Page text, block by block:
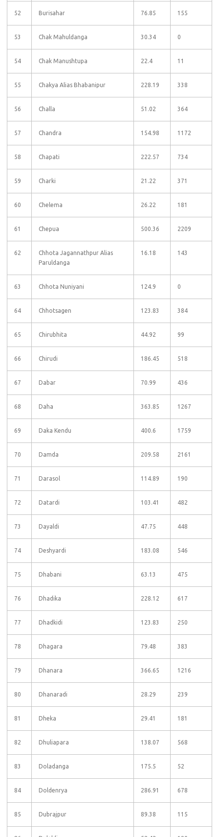
52 Burisahar 76.85 155
53 Chak Mahuldanga 30.34 0
54 Chak Manushtupa 22.4 11
55 Chakya Alias Bhabanipur 228.19 338
56 Challa 51.02 364
57 Chandra 154.98 1172
58 Chapati 222.57 734
59 Charki 21.22 371
60 Chelema 26.22 181
61 Chepua 500.36 2209
62
Chhota Jagannathpur Alias
Paruldanga
16.18 143
63 Chhota Nuniyani 124.9 0
64 Chhotsagen 123.83 384
65 Chirubhita 44.92 99
66 Chirudi 186.45 518
67 Dabar 70.99 436
68 Daha 363.85 1267
69 Daka Kendu 400.6 1759
70 Damda 209.58 2161
71 Darasol 114.89 190
72 Datardi 103.41 482
73 Dayaldi 47.75 448
74 Deshyardi 183.08 546
75 Dhabani 63.13 475
76 Dhadika 228.12 617
77 Dhadkidi 123.83 250
78 Dhagara 79.48 383
79 Dhanara 366.65 1216
80 Dhanaradi 28.29 239
81 Dheka 29.41 181
82 Dhuliapara 138.07 568
83 Doladanga 175.5 52
84 Doldenrya 286.91 678
85 Dubrajpur 89.38 115